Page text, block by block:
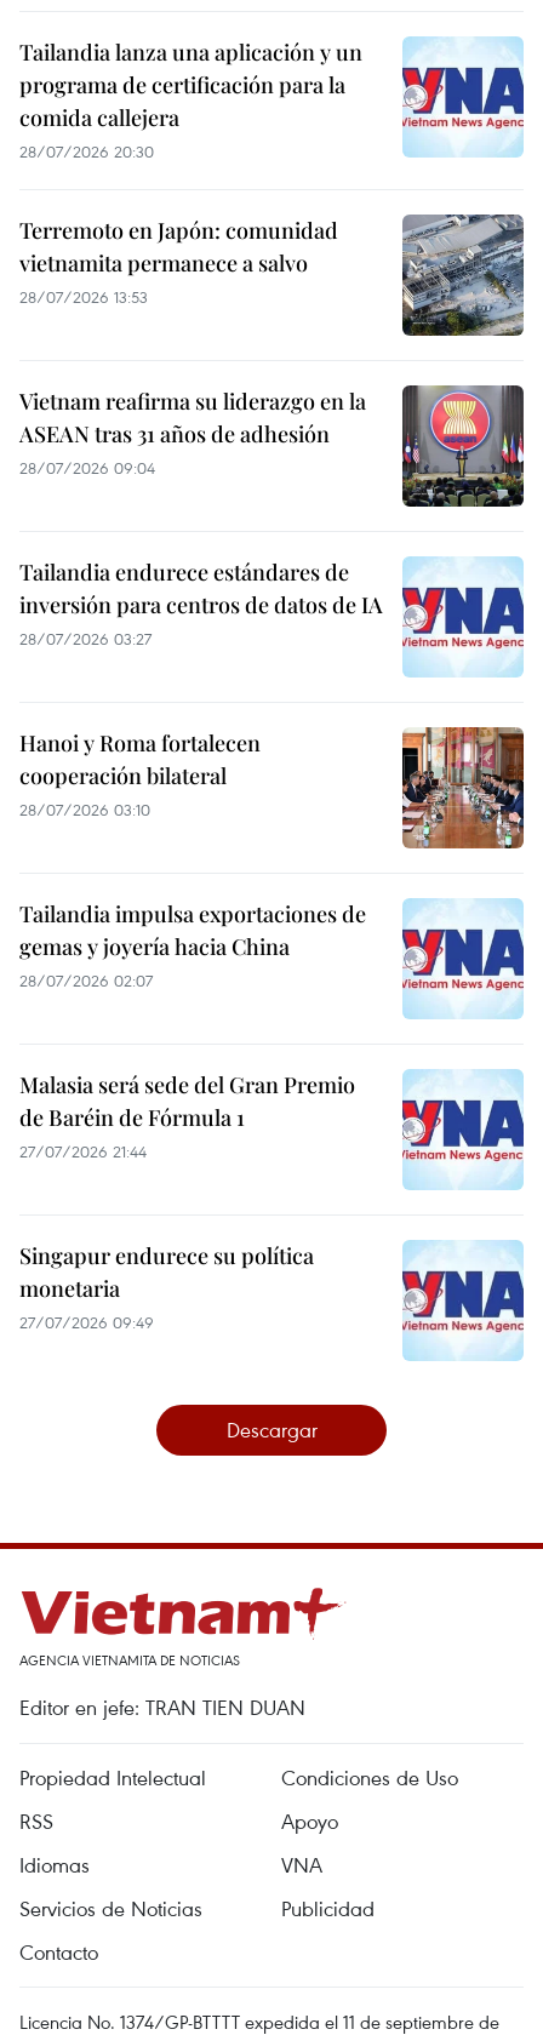
Tailandia lanza una aplicación y un
programa de certificación para la
comida callejera
28/07/2026 20:30
Terremoto en Japón: comunidad
vietnamita permanece a salvo
28/07/2026 13:53
Vietnam reafirma su liderazgo en la
ASEAN tras 31 años de adhesión
28/07/2026 09:04
Tailandia endurece estándares de
inversión para centros de datos de IA
28/07/2026 03:27
Hanoi y Roma fortalecen
cooperación bilateral
28/07/2026 03:10
Tailandia impulsa exportaciones de
gemas y joyería hacia China
28/07/2026 02:07
Malasia será sede del Gran Premio
de Baréin de Fórmula 1
27/07/2026 21:44
Singapur endurece su política
monetaria
27/07/2026 09:49
Descargar
AGENCIA VIETNAMITA DE NOTICIAS
Editor en jefe: TRAN TIEN DUAN
Propiedad Intelectual
Condiciones de Uso
RSS
Apoyo
Idiomas
VNA
Servicios de Noticias
Publicidad
Contacto
Licencia No. 1374/GP-BTTTT expedida el 11 de septiembre de